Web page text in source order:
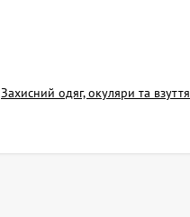
Захисний одяг, окуляри та взуття